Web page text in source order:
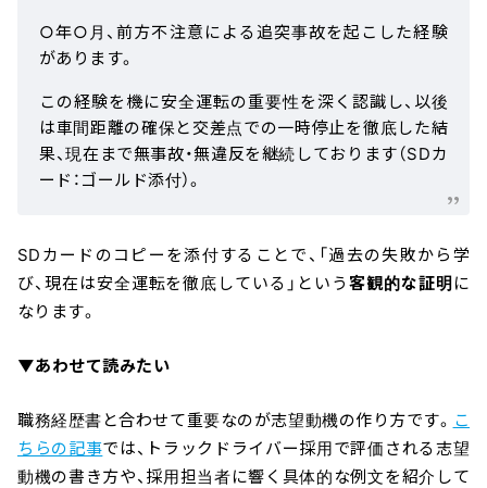
○年○月、前方不注意による追突事故を起こした経験
があります。
この経験を機に安全運転の重要性を深く認識し、以後
は車間距離の確保と交差点での一時停止を徹底した結
果、現在まで無事故・無違反を継続しております（SDカ
ード：ゴールド添付）。
SDカードのコピーを添付することで、「過去の失敗から学
び、現在は安全運転を徹底している」という 客観的な証明 に
なります。
▼あわせて読みたい
職務経歴書と合わせて重要なのが志望動機の作り方です。 こ
ちらの記事では、トラックドライバー採用で評価される志望
動機の書き方や、採用担当者に響く具体的な例文を紹介して